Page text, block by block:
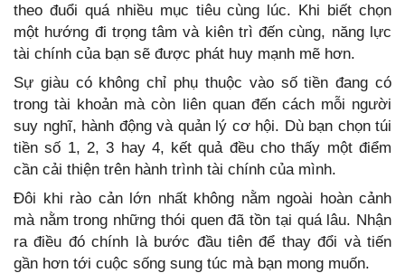
theo đuổi quá nhiều mục tiêu cùng lúc. Khi biết chọn
một hướng đi trọng tâm và kiên trì đến cùng, năng lực
tài chính của bạn sẽ được phát huy mạnh mẽ hơn.
Sự giàu có không chỉ phụ thuộc vào số tiền đang có
trong tài khoản mà còn liên quan đến cách mỗi người
suy nghĩ, hành động và quản lý cơ hội. Dù bạn chọn túi
tiền số 1, 2, 3 hay 4, kết quả đều cho thấy một điểm
cần cải thiện trên hành trình tài chính của mình.
Đôi khi rào cản lớn nhất không nằm ngoài hoàn cảnh
mà nằm trong những thói quen đã tồn tại quá lâu. Nhận
ra điều đó chính là bước đầu tiên để thay đổi và tiến
gần hơn tới cuộc sống sung túc mà bạn mong muốn.